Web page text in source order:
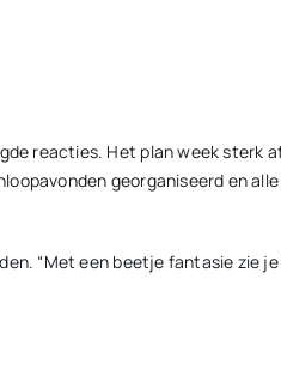
reacties. Het plan week sterk
georganiseerd en
“Met een beetje fantasie zie